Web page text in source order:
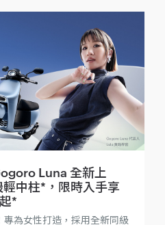
Luna 全新上
中柱*，限時入手享
*
為女性打造，採用全新同級